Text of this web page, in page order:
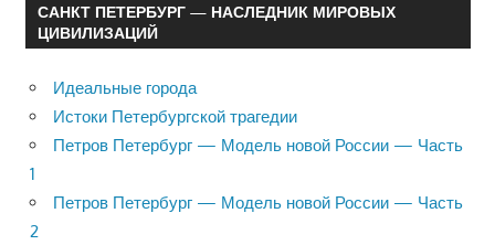
САНКТ ПЕТЕРБУРГ — НАСЛЕДНИК МИРОВЫХ
ЦИВИЛИЗАЦИЙ
Идеальные города
Истоки Петербургской трагедии
Петров Петербург — Модель новой России — Часть
1
Петров Петербург — Модель новой России — Часть
2